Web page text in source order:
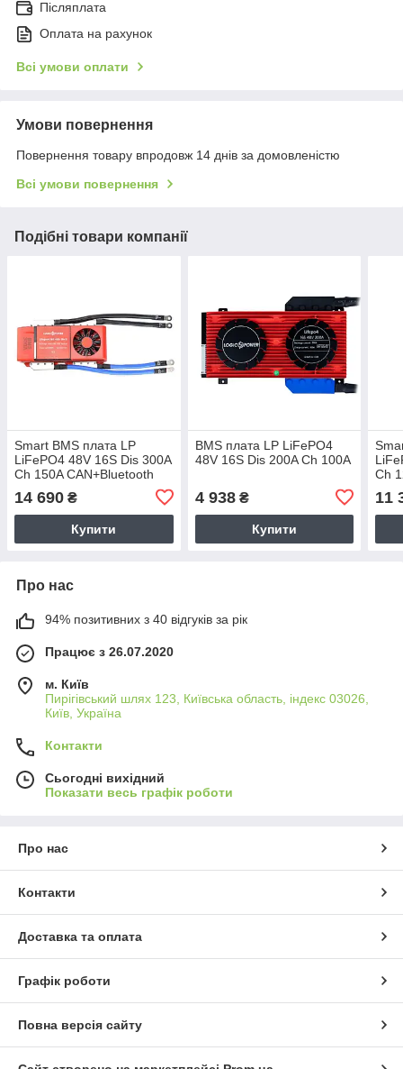
Післяплата
Оплата на рахунок
Всі умови оплати
Умови повернення
Повернення товару впродовж 14 днів за домовленістю
Всі умови повернення
Подібні товари компанії
Smart BMS плата LP
LiFePO4 48V 16S Dis 300A
Ch 150A CAN+Bluetooth
14 690 ₴
Купити
BMS плата LP LiFePO4
48V 16S Dis 200A Ch 100A
4 938₴
Купити
Ch
11
Про нас
94% позитивних з 40 відгуків за рік
Працює з 26.07.2020
м. Київ
Пирігівський шлях 123, Київська область, індекс 03026,
Київ, Україна
Контакти
Сьогодні вихідний
Показати весь графік роботи
Про нас
Контакти
Доставка та оплата
Графік роботи
Повна версія сайту